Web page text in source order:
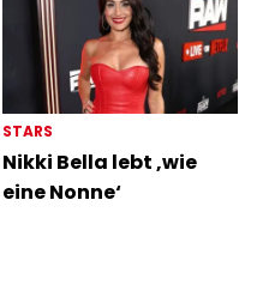
STARS
Nikki Bella lebt ‚wie
eine Nonne‘